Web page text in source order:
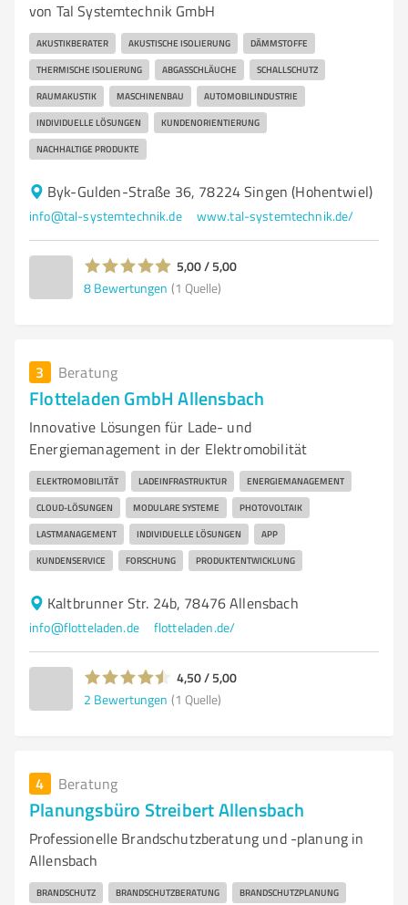
von Tal Systemtechnik GmbH
AKUSTIKBERATER AKUSTISCHE ISOLIERUNG DÄMMSTOFFE
THERMISCHE ISOLIERUNG ABGASSCHLÄUCHE SCHALLSCHUTZ
RAUMAKUSTIK MASCHINENBAU AUTOMOBILINDUSTRIE
INDIVIDUELLE LÖSUNGEN KUNDENORIENTIERUNG
NACHHALTIGE PRODUKTE
Byk-Gulden-Straße 36, 78224 Singen (Hohentwiel)
info@tal-systemtechnik.de www.tal-systemtechnik.de/
5,00 / 5,00
8 Bewertungen (1 Quelle)
3 Beratung
Flotteladen GmbH Allensbach
Innovative Lösungen für Lade- und
Energiemanagement in der Elektromobilität
ELEKTROMOBILITÄT LADEINFRASTRUKTUR ENERGIEMANAGEMENT
CLOUD-LÖSUNGEN MODULARE SYSTEME PHOTOVOLTAIK
LASTMANAGEMENT INDIVIDUELLE LÖSUNGEN APP
KUNDENSERVICE FORSCHUNG PRODUKTENTWICKLUNG
Kaltbrunner Str. 24b, 78476 Allensbach
info@flotteladen.de flotteladen.de/
4,50 / 5,00
2 Bewertungen (1 Quelle)
4 Beratung
Planungsbüro Streibert Allensbach
Professionelle Brandschutzberatung und -planung in
Allensbach
BRANDSCHUTZ BRANDSCHUTZBERATUNG BRANDSCHUTZPLANUNG